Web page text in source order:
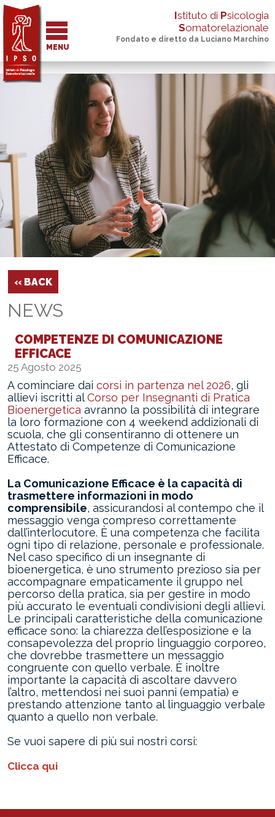
MENU
Istituto di Psicologia
Somatorelazionale
Fondato e diretto da Luciano Marchino
‹‹ BACK
NEWS
COMPETENZE DI COMUNICAZIONE
EFFICACE
25 Agosto 2025
A cominciare dai corsi in partenza nel 2026, gli
allievi iscritti alCorso per Insegnanti di Pratica
Bioenergetica avranno la possibilità di integrare
la loro formazione con 4 weekend addizionali di
scuola, che gli consentiranno di ottenere un
Attestato di Competenze di Comunicazione
Efficace.
La Comunicazione Efficace è la capacità di
trasmettere informazioni in modo
comprensibile, assicurandosi al contempo che il
messaggio venga compreso correttamente
dall’interlocutore. È una competenza che facilita
ogni tipo di relazione, personale e professionale.
Nel caso specifico di un insegnante di
bioenergetica, è uno strumento prezioso sia per
accompagnare empaticamente il gruppo nel
percorso della pratica, sia per gestire in modo
più accurato le eventuali condivisioni degli allievi.
Le principali caratteristiche della comunicazione
efficace sono: la chiarezza dell’esposizione e la
consapevolezza del proprio linguaggio corporeo,
che dovrebbe trasmettere un messaggio
congruente con quello verbale. È inoltre
importante la capacità di ascoltare davvero
l’altro, mettendosi nei suoi panni (empatia) e
prestando attenzione tanto al linguaggio verbale
quanto a quello non verbale.
Se vuoi sapere di più sui nostri corsi:
Clicca qui